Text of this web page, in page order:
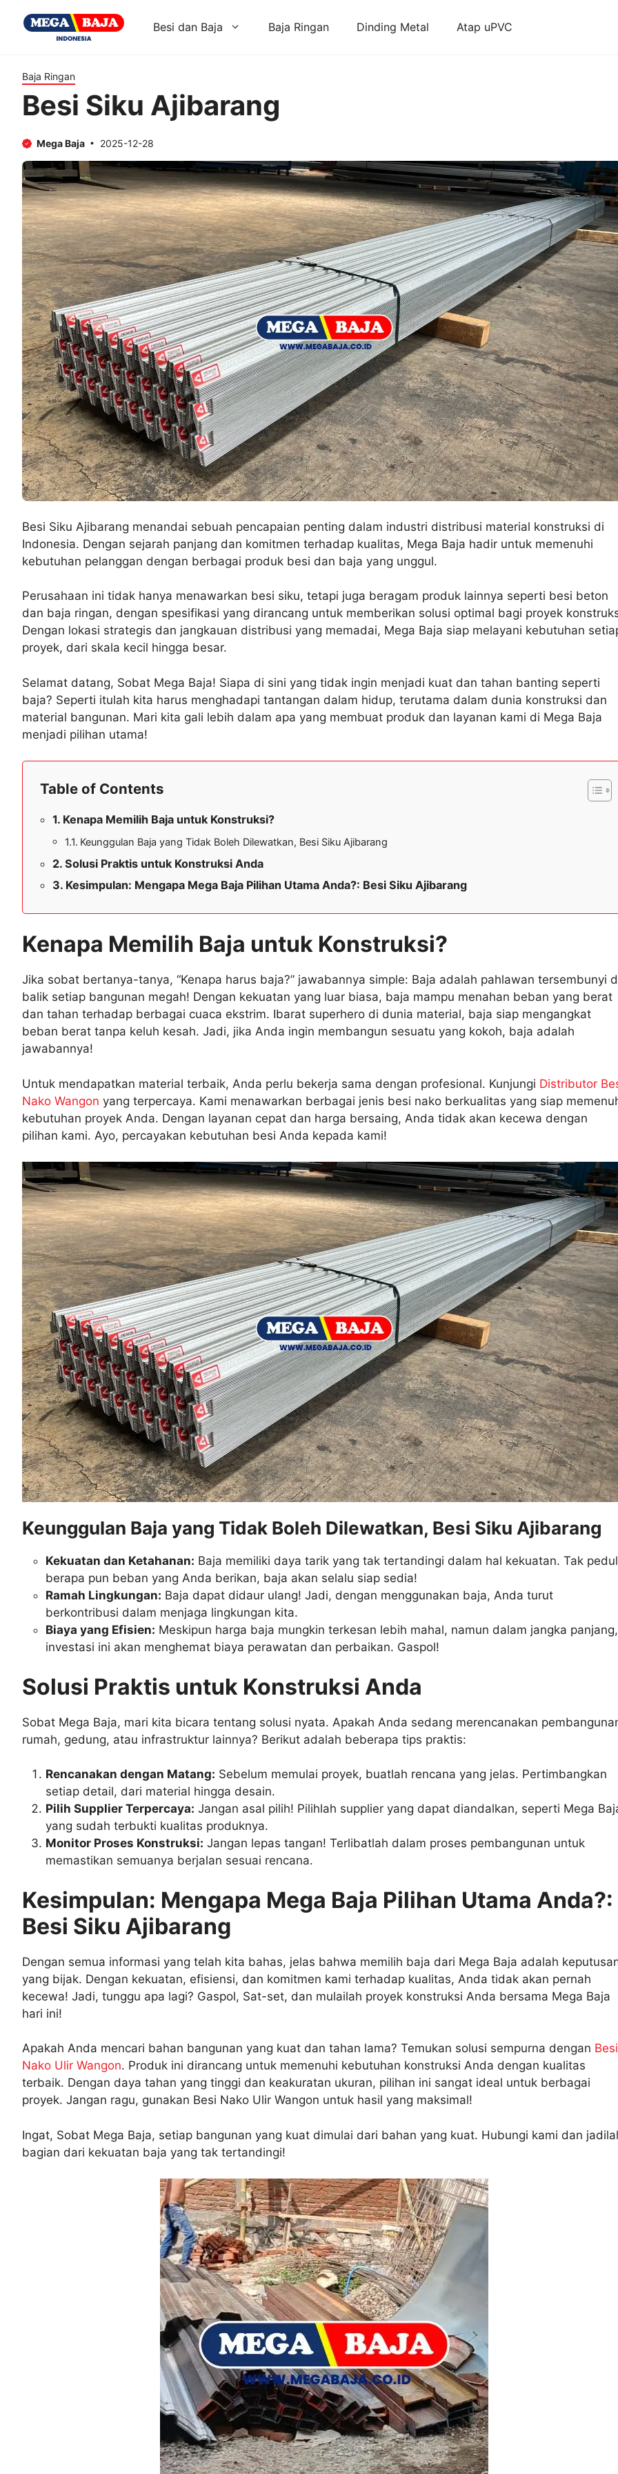
Besi dan Baja Baja Ringan Dinding Metal Atap uPVC
Baja Ringan
Besi Siku Ajibarang
Mega Baja 2025-12-28
Besi Siku Ajibarang menandai sebuah pencapaian penting dalam industri distribusi material konstruksi di
Indonesia. Dengan sejarah panjang dan komitmen terhadap kualitas, Mega Baja hadir untuk memenuhi
kebutuhan pelanggan dengan berbagai produk besi dan baja yang unggul.
Perusahaan ini tidak hanya menawarkan besi siku, tetapi juga beragam produk lainnya seperti besi beton
dan baja ringan, dengan spesifikasi yang dirancang untuk memberikan solusi optimal bagi proyek
Dengan lokasi strategis dan jangkauan distribusi yang memadai, Mega Baja siap melayani kebutuhan
proyek, dari skala kecil hingga besar.
Selamat datang, Sobat Mega Baja! Siapa di sini yang tidak ingin menjadi kuat dan tahan banting seperti
baja? Seperti itulah kita harus menghadapi tantangan dalam hidup, terutama dalam dunia konstruksi dan
material bangunan. Mari kita gali lebih dalam apa yang membuat produk dan layanan kami di Mega Baja
menjadi pilihan utama!
Table of Contents
Kenapa Memilih Baja untuk Konstruksi?
Keunggulan Baja yang Tidak Boleh Dilewatkan, Besi Siku Ajibarang
Solusi Praktis untuk Konstruksi Anda
Kesimpulan: Mengapa Mega Baja Pilihan Utama Anda?: Besi Siku Ajibarang
Kenapa Memilih Baja untuk Konstruksi?
Jika sobat bertanya-tanya, “Kenapa harus baja?” jawabannya simple: Baja adalah pahlawan tersembunyi
balik setiap bangunan megah! Dengan kekuatan yang luar biasa, baja mampu menahan beban yang berat
dan tahan terhadap berbagai cuaca ekstrim. Ibarat superhero di dunia material, baja siap mengangkat
beban berat tanpa keluh kesah. Jadi, jika Anda ingin membangun sesuatu yang kokoh, baja adalah
jawabannya!
Untuk mendapatkan material terbaik, Anda perlu bekerja sama dengan profesional. Kunjungi Distributor
Nako Wangon yang terpercaya. Kami menawarkan berbagai jenis besi nako berkualitas yang siap
kebutuhan proyek Anda. Dengan layanan cepat dan harga bersaing, Anda tidak akan kecewa dengan
pilihan kami. Ayo, percayakan kebutuhan besi Anda kepada kami!
Keunggulan Baja yang Tidak Boleh Dilewatkan, Besi Siku Ajibarang
Kekuatan dan Ketahanan: Baja memiliki daya tarik yang tak tertandingi dalam hal kekuatan. Tak
berapa pun beban yang Anda berikan, baja akan selalu siap sedia!
Ramah Lingkungan: Baja dapat didaur ulang! Jadi, dengan menggunakan baja, Anda turut
berkontribusi dalam menjaga lingkungan kita.
Biaya yang Efisien: Meskipun harga baja mungkin terkesan lebih mahal, namun dalam jangka panjang,
investasi ini akan menghemat biaya perawatan dan perbaikan. Gaspol!
Solusi Praktis untuk Konstruksi Anda
Sobat Mega Baja, mari kita bicara tentang solusi nyata. Apakah Anda sedang merencanakan
rumah, gedung, atau infrastruktur lainnya? Berikut adalah beberapa tips praktis:
Rencanakan dengan Matang: Sebelum memulai proyek, buatlah rencana yang jelas. Pertimbangkan
setiap detail, dari material hingga desain.
Pilih Supplier Terpercaya: Jangan asal pilih! Pilihlah supplier yang dapat diandalkan, seperti Mega
yang sudah terbukti kualitas produknya.
Monitor Proses Konstruksi: Jangan lepas tangan! Terlibatlah dalam proses pembangunan untuk
memastikan semuanya berjalan sesuai rencana.
Kesimpulan: Mengapa Mega Baja Pilihan Utama Anda?:
Besi Siku Ajibarang
Dengan semua informasi yang telah kita bahas, jelas bahwa memilih baja dari Mega Baja adalah
yang bijak. Dengan kekuatan, efisiensi, dan komitmen kami terhadap kualitas, Anda tidak akan pernah
kecewa! Jadi, tunggu apa lagi? Gaspol, Sat-set, dan mulailah proyek konstruksi Anda bersama Mega Baja
hari ini!
Apakah Anda mencari bahan bangunan yang kuat dan tahan lama? Temukan solusi sempurna dengan Besi
Nako Ulir Wangon. Produk ini dirancang untuk memenuhi kebutuhan konstruksi Anda dengan kualitas
terbaik. Dengan daya tahan yang tinggi dan keakuratan ukuran, pilihan ini sangat ideal untuk berbagai
proyek. Jangan ragu, gunakan Besi Nako Ulir Wangon untuk hasil yang maksimal!
Ingat, Sobat Mega Baja, setiap bangunan yang kuat dimulai dari bahan yang kuat. Hubungi kami dan
bagian dari kekuatan baja yang tak tertandingi!